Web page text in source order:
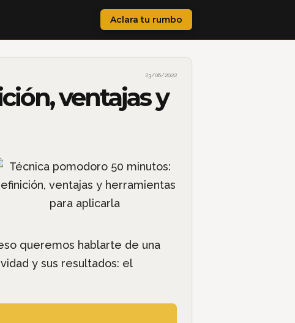
Aclara tu rumbo
23/06/2022
ventajas y
queremos hablarte de una
y sus resultados: el